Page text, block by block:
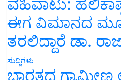
ವಹಿವಾಟು:
ಈಗ ವಿಮಾನದ
ತರಲಿದ್ದಾರೆ ಡಾ.
ಸುದ್ದಿಗಳು
ಭಾರತದ ಗ್ರಾಮೀಣ